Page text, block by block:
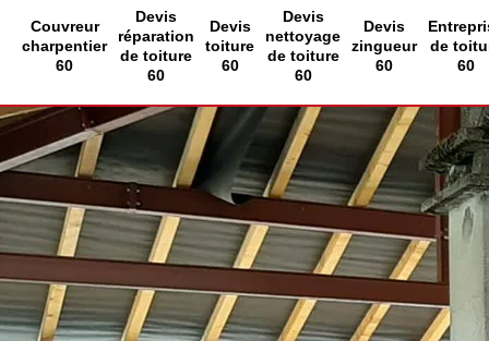
Couvreur
charpentier
60
Devis
réparation
de toiture
60
Devis
toiture
60
Devis
nettoyage
de toiture
60
Devis
zingueur
60
de
60